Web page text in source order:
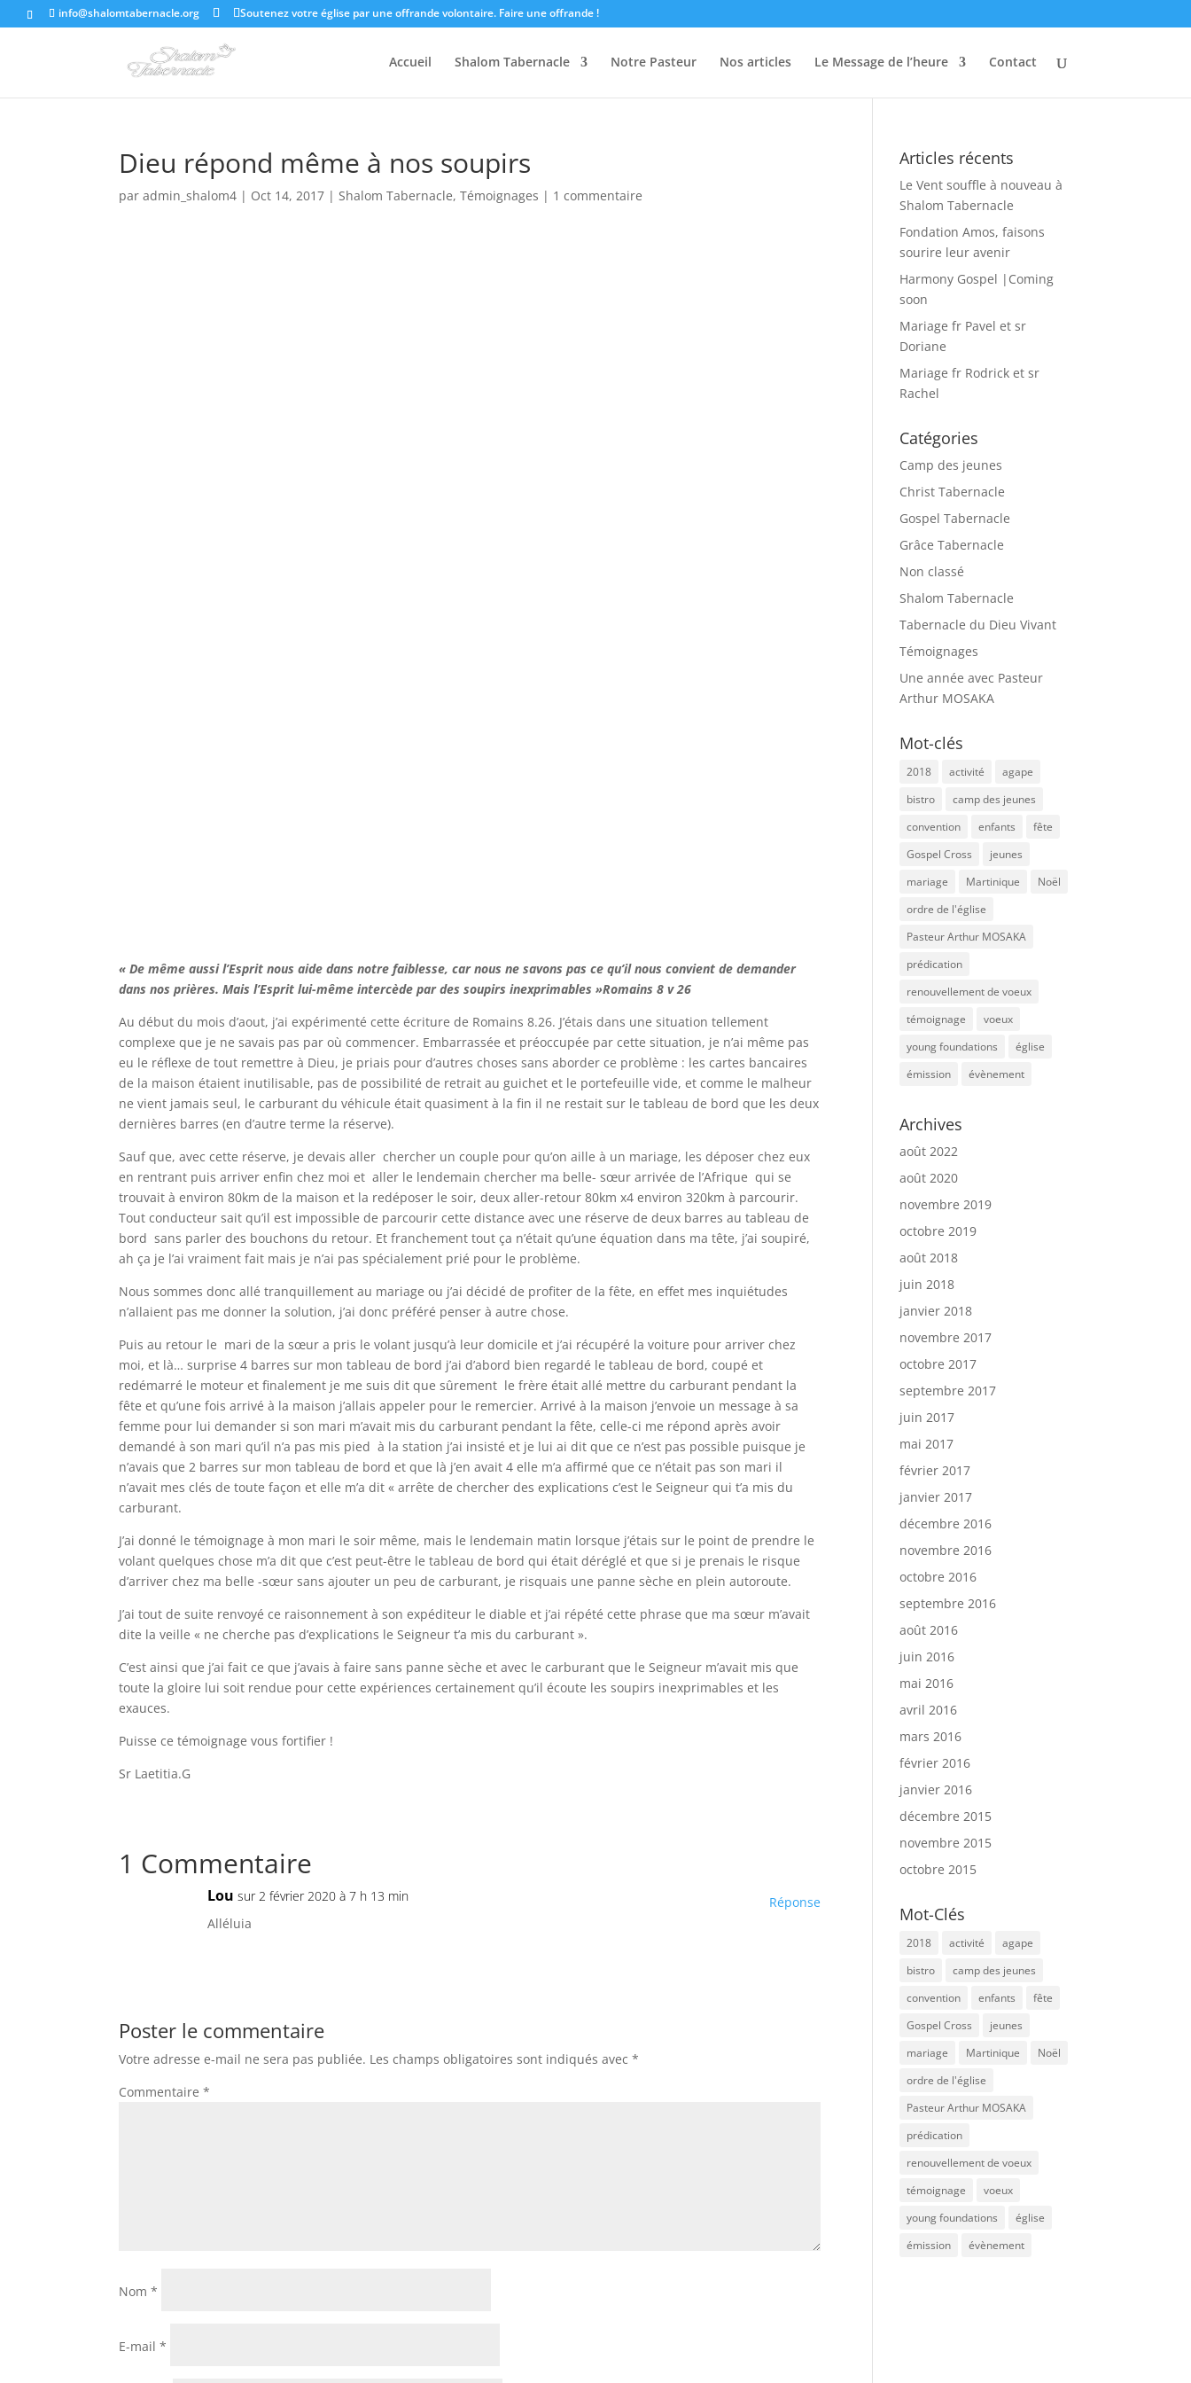
info@shalomtabernacle.org Soutenez votre église par une offrande volontaire. Faire une offrande !
Accueil Shalom Tabernacle Notre Pasteur Nos articles Le Message de l’heure Contact
Dieu répond même à nos soupirs
paradmin_shalom4 | Oct 14, 2017 |Shalom Tabernacle,Témoignages | 1 commentaire
« De même aussi l’Esprit nous aide dans notre faiblesse, car nous ne savons pas ce qu’il nous convient de demander
dans nos prières. Mais l’Esprit lui-même intercède par des soupirs inexprimables »Romains 8 v 26
Au début du mois d’aout, j’ai expérimenté cette écriture de Romains 8.26. J’étais dans une situation tellement
complexe que je ne savais pas par où commencer. Embarrassée et préoccupée par cette situation, je n’ai même pas
eu le réflexe de tout remettre à Dieu, je priais pour d’autres choses sans aborder ce problème : les cartes bancaires
de la maison étaient inutilisable, pas de possibilité de retrait au guichet et le portefeuille vide, et comme le malheur
ne vient jamais seul, le carburant du véhicule était quasiment à la fin il ne restait sur le tableau de bord que les deux
dernières barres (en d’autre terme la réserve).
Sauf que, avec cette réserve, je devais aller chercher un couple pour qu’on aille à un mariage, les déposer chez eux
en rentrant puis arriver enfin chez moi et aller le lendemain chercher ma belle- sœur arrivée de l’Afrique qui se
trouvait à environ 80km de la maison et la redéposer le soir, deux aller-retour 80km x4 environ 320km à parcourir.
Tout conducteur sait qu’il est impossible de parcourir cette distance avec une réserve de deux barres au tableau de
bord sans parler des bouchons du retour. Et franchement tout ça n’était qu’une équation dans ma tête, j’ai soupiré,
ah ça je l’ai vraiment fait mais je n’ai pas spécialement prié pour le problème.
Nous sommes donc allé tranquillement au mariage ou j’ai décidé de profiter de la fête, en effet mes inquiétudes
n’allaient pas me donner la solution, j’ai donc préféré penser à autre chose.
Puis au retour le mari de la sœur a pris le volant jusqu’à leur domicile et j’ai récupéré la voiture pour arriver chez
moi, et là… surprise 4 barres sur mon tableau de bord j’ai d’abord bien regardé le tableau de bord, coupé et
redémarré le moteur et finalement je me suis dit que sûrement le frère était allé mettre du carburant pendant la
fête et qu’une fois arrivé à la maison j’allais appeler pour le remercier. Arrivé à la maison j’envoie un message à sa
femme pour lui demander si son mari m’avait mis du carburant pendant la fête, celle-ci me répond après avoir
demandé à son mari qu’il n’a pas mis pied à la station j’ai insisté et je lui ai dit que ce n’est pas possible puisque je
n’avais que 2 barres sur mon tableau de bord et que là j’en avait 4 elle m’a affirmé que ce n’était pas son mari il
n’avait mes clés de toute façon et elle m’a dit « arrête de chercher des explications c’est le Seigneur qui t’a mis du
carburant.
J’ai donné le témoignage à mon mari le soir même, mais le lendemain matin lorsque j’étais sur le point de prendre le
volant quelques chose m’a dit que c’est peut-être le tableau de bord qui était déréglé et que si je prenais le risque
d’arriver chez ma belle -sœur sans ajouter un peu de carburant, je risquais une panne sèche en plein autoroute.
J’ai tout de suite renvoyé ce raisonnement à son expéditeur le diable et j’ai répété cette phrase que ma sœur m’avait
dite la veille « ne cherche pas d’explications le Seigneur t’a mis du carburant ».
C’est ainsi que j’ai fait ce que j’avais à faire sans panne sèche et avec le carburant que le Seigneur m’avait mis que
toute la gloire lui soit rendue pour cette expériences certainement qu’il écoute les soupirs inexprimables et les
exauces.
Puisse ce témoignage vous fortifier !
Sr Laetitia.G
1 Commentaire
Lou sur 2 février 2020 à 7 h 13 min
Alléluia
Réponse
Poster le commentaire
Votre adresse e-mail ne sera pas publiée. Les champs obligatoires sont indiqués avec*
Commentaire*
Nom*
E-mail*
Articles récents
Le Vent souffle à nouveau à
Shalom Tabernacle
Fondation Amos, faisons
sourire leur avenir
Harmony Gospel |Coming
soon
Mariage fr Pavel et sr
Doriane
Mariage fr Rodrick et sr
Rachel
Catégories
Camp des jeunes
Christ Tabernacle
Gospel Tabernacle
Grâce Tabernacle
Non classé
Shalom Tabernacle
Tabernacle du Dieu Vivant
Témoignages
Une année avec Pasteur
Arthur MOSAKA
Mot-clés
2018 activité
agape
bistro
camp des jeunes
convention
enfants
fête
Gospel Cross
jeunes
mariage
Martinique
Noël
ordre de l'église
Pasteur Arthur MOSAKA
prédication
renouvellement de voeux
témoignage
voeux
young foundations
église
émission
évènement
Archives
août 2022
août 2020
novembre 2019
octobre 2019
août 2018
juin 2018
janvier 2018
novembre 2017
octobre 2017
septembre 2017
juin 2017
mai 2017
février 2017
janvier 2017
décembre 2016
novembre 2016
octobre 2016
septembre 2016
août 2016
juin 2016
mai 2016
avril 2016
mars 2016
février 2016
janvier 2016
décembre 2015
novembre 2015
octobre 2015
Mot-Clés
2018 activité
agape
bistro
camp des jeunes
convention
enfants
fête
Gospel Cross
jeunes
mariage
Martinique
Noël
ordre de l'église
Pasteur Arthur MOSAKA
prédication
renouvellement de voeux
témoignage
voeux
young foundations
église
émission
évènement